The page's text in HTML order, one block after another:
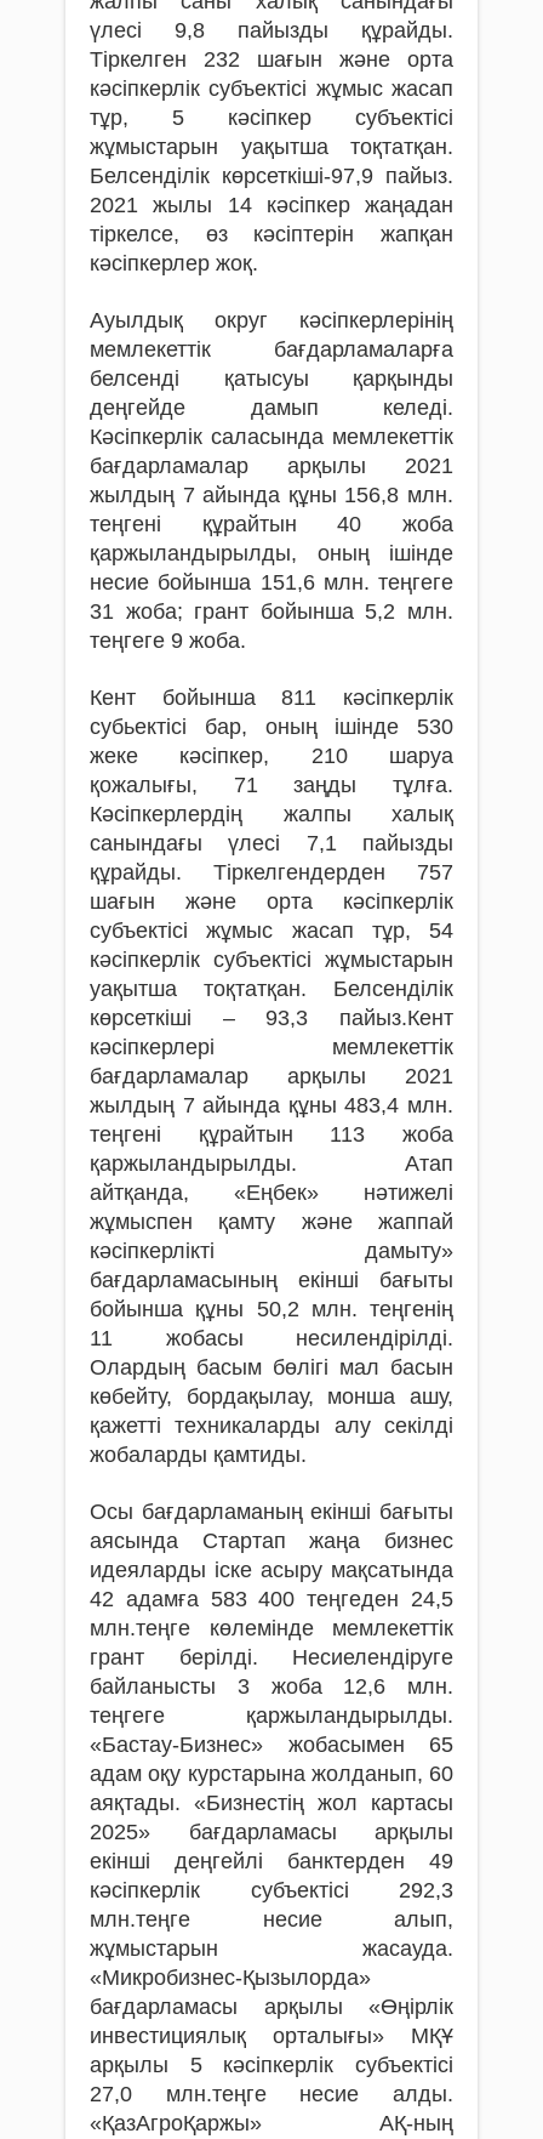
үлесі 9,8 пайызды құрайды.
Тіркелген 232 шағын және орта
кәсіпкерлік субъектісі жұмыс жасап
тұр, 5 кәсіпкер субъектісі
жұмыстарын уақытша тоқтатқан.
Белсенділік көрсеткіші-97,9 пайыз.
2021 жылы 14 кәсіпкер жаңадан
тіркелсе, өз кәсіптерін жапқан
кәсіпкерлер жоқ.
Ауылдық округ кәсіпкерлерінің
мемлекеттік бағдарламаларға
белсенді қатысуы қарқынды
деңгейде дамып келеді.
Кәсіпкерлік саласында мемлекеттік
бағдарламалар арқылы 2021
жылдың 7 айында құны 156,8 млн.
теңгені құрайтын 40 жоба
қаржыландырылды, оның ішінде
несие бойынша 151,6 млн. теңгеге
31 жоба; грант бойынша 5,2 млн.
теңгеге 9 жоба.
Кент бойынша 811 кәсіпкерлік
субьектісі бар, оның ішінде 530
жеке кәсіпкер, 210 шаруа
қожалығы, 71 заңды тұлға.
Кәсіпкерлердің жалпы халық
санындағы үлесі 7,1 пайызды
құрайды. Тіркелгендерден 757
шағын және орта кәсіпкерлік
субъектісі жұмыс жасап тұр, 54
кәсіпкерлік субъектісі жұмыстарын
уақытша тоқтатқан. Белсенділік
көрсеткіші – 93,3 пайыз.Кент
кәсіпкерлері мемлекеттік
бағдарламалар арқылы 2021
жылдың 7 айында құны 483,4 млн.
теңгені құрайтын 113 жоба
қаржыландырылды. Атап
айтқанда, «Еңбек» нәтижелі
жұмыспен қамту және жаппай
кәсіпкерлікті дамыту»
бағдарламасының екінші бағыты
бойынша құны 50,2 млн. теңгенің
11 жобасы несилендірілді.
Олардың басым бөлігі мал басын
көбейту, бордақылау, монша ашу,
қажетті техникаларды алу секілді
жобаларды қамтиды.
Осы бағдарламаның екінші бағыты
аясында Стартап жаңа бизнес
идеяларды іске асыру мақсатында
42 адамға 583 400 теңгеден 24,5
млн.теңге көлемінде мемлекеттік
грант берілді. Несиелендіруге
байланысты 3 жоба 12,6 млн.
теңгеге қаржыландырылды.
«Бастау-Бизнес» жобасымен 65
адам оқу курстарына жолданып, 60
аяқтады. «Бизнестің жол картасы
2025» бағдарламасы арқылы
екінші деңгейлі банктерден 49
кәсіпкерлік субъектісі 292,3
млн.теңге несие алып,
жұмыстарын жасауда.
«Микробизнес-Қызылорда»
бағдарламасы арқылы «Өңірлік
инвестициялық орталығы» МҚҰ
арқылы 5 кәсіпкерлік субъектісі
27,0 млн.теңге несие алды.
«ҚазАгроҚаржы» АҚ-ның